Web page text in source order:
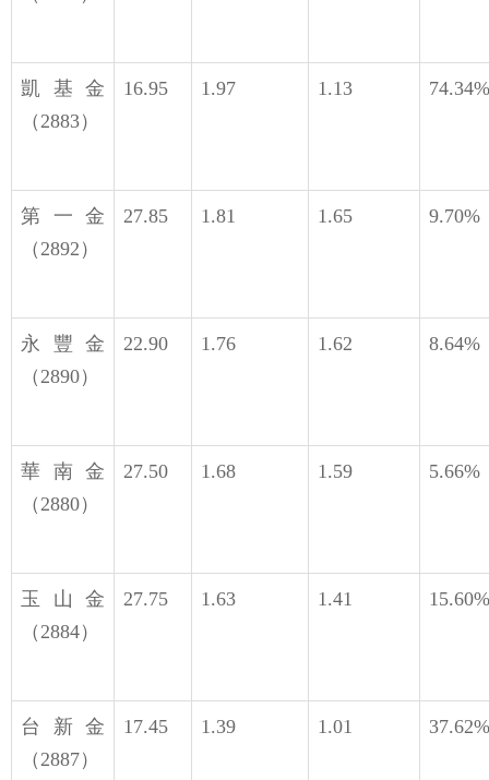
凱基金
（2883）
16.95 1.97 1.13 74.34%
第一金
（2892）
27.85 1.81 1.65 9.70%
永豐金
（2890）
22.90 1.76 1.62 8.64%
華南金
（2880）
27.50 1.68 1.59 5.66%
玉山金
（2884）
27.75 1.63 1.41
台新金
（2887）
17.45 1.39 1.01